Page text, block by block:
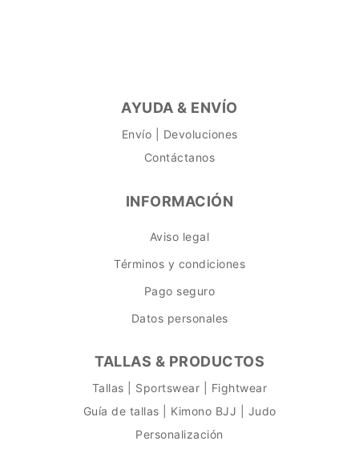
AYUDA & ENVÍO
Envío | Devoluciones
Contáctanos
INFORMACIÓN
Aviso legal
Términos y condiciones
Pago seguro
Datos personales
TALLAS & PRODUCTOS
Tallas | Sportswear | Fightwear
Guía de tallas | Kimono BJJ | Judo
Personalización